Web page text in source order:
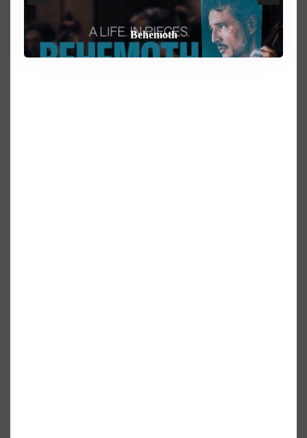
Heart of the Beast
Behemoth
How To Rob A Bank
By Any Means